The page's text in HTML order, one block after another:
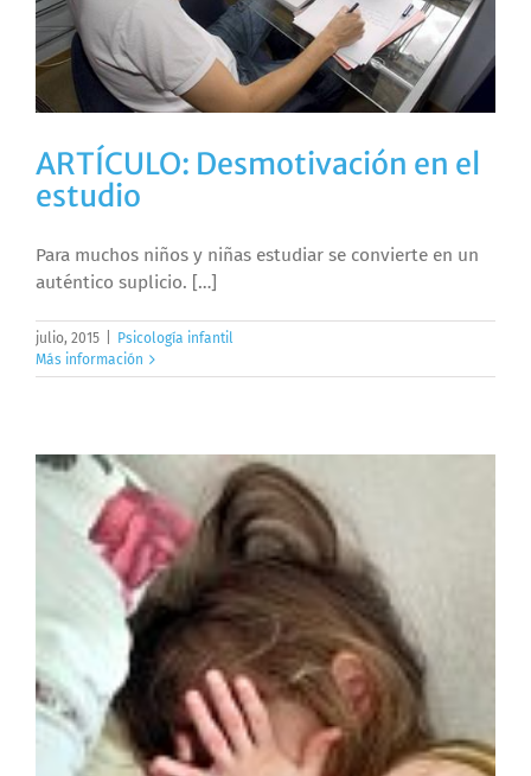
ARTÍCULO: Desmotivación en el
estudio
Para muchos niños y niñas estudiar se convierte en un
auténtico suplicio. […]
julio, 2015
Psicología infantil
Más información